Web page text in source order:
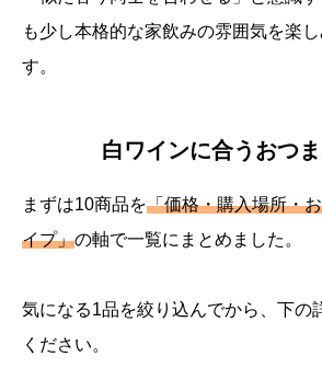
も少し本格的な家飲みの雰囲気を楽
す。
白ワインに合うおつ
まずは10商品を「価格・購入場所・
イプ」の軸で一覧にまとめました。
気になる1品を絞り込んでから、下の
ください。